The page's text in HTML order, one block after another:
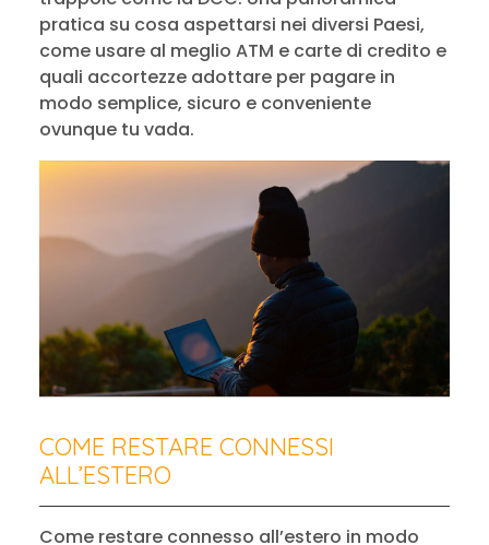
pratica su cosa aspettarsi nei diversi Paesi,
come usare al meglio ATM e carte di credito e
quali accortezze adottare per pagare in
modo semplice, sicuro e conveniente
ovunque tu vada.
COME RESTARE CONNESSI
ALL’ESTERO
Come restare connesso all’estero in modo